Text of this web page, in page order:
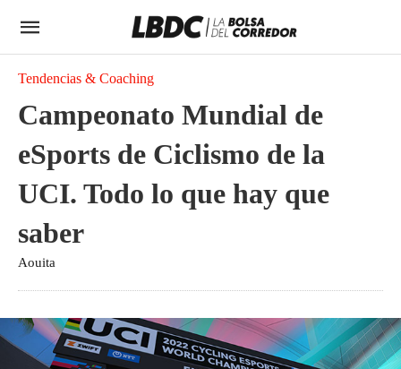
Tendencias & Coaching
Campeonato Mundial de
eSports de Ciclismo de la
UCI. Todo lo que hay que
saber
Aouita